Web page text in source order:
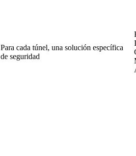
Para cada túnel, una solución específica
de seguridad